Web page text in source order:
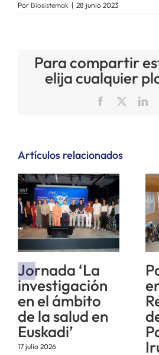
Por Biosistemak | 28 junio 2023
Para compartir
elija cualquier
Facebook
Artículos relacionados
Jornada ‘La
investigación
en el ámbito
de la salud en
Euskadi’
17 julio 2026